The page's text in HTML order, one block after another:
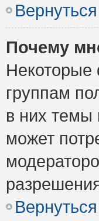
Почему
Некоторые
группам
в них темы
может